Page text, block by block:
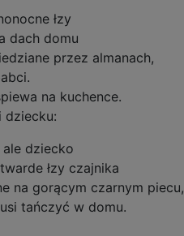
łzy
dach domu
przez almanach,
na kuchence.
dziecku:
ale dziecko
łzy czajnika
na gorącym czarnym piecu,
tańczyć w domu.